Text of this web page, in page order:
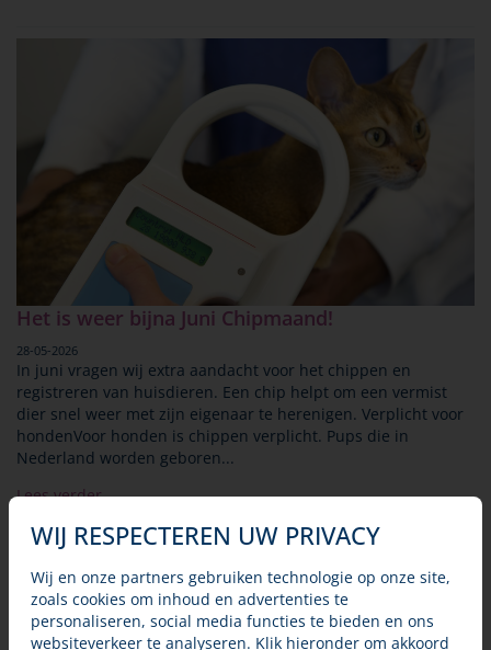
Het is weer bijna Juni Chipmaand!
28-05-2026
In juni vragen wij extra aandacht voor het chippen en
registreren van huisdieren. Een chip helpt om een vermist
dier snel weer met zijn eigenaar te herenigen. Verplicht voor
hondenVoor honden is chippen verplicht. Pups die in
Nederland worden geboren...
Lees verder
WIJ RESPECTEREN UW PRIVACY
Wij en onze partners gebruiken technologie op onze site,
zoals cookies om inhoud en advertenties te
personaliseren, social media functies te bieden en ons
websiteverkeer te analyseren. Klik hieronder om akkoord